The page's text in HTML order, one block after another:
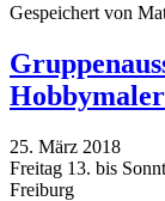
Gespeichert von
25. März 2018
Freitag 13. bis
Freiburg